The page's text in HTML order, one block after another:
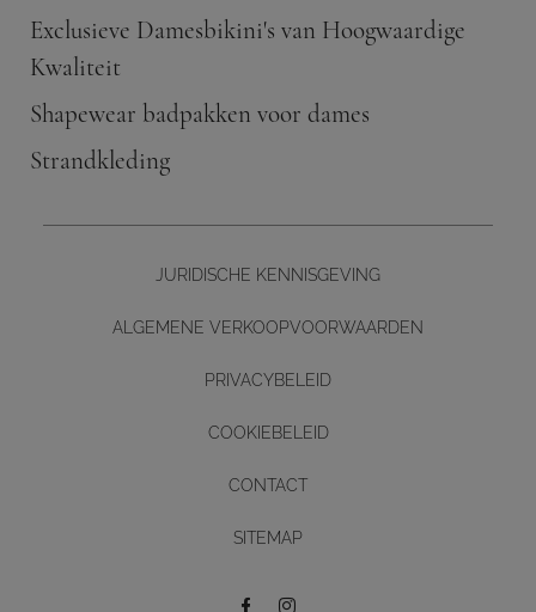
Exclusieve Damesbikini's van Hoogwaardige
Kwaliteit
Shapewear badpakken voor dames
Strandkleding
JURIDISCHE KENNISGEVING
ALGEMENE VERKOOPVOORWAARDEN
PRIVACYBELEID
COOKIEBELEID
CONTACT
SITEMAP
Diseño y desarrollo web -